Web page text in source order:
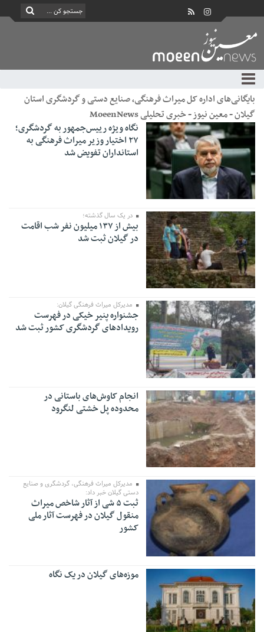
بایگانی‌های اداره کل میراث فرهنگی، صنایع دستی و گردشگری استان
گیلان - معین نیوز - خبری تحلیلی MoeenNews
نگاه ویژه رییس‌جمهور به گردشگری؛
۲۷ اختیار وزیر میراث فرهنگی به
استانداران تفویض شد
در یک سال گذشته؛
بیش از ۱۳۷ میلیون نفر شب اقامت
در گیلان ثبت شد
مدیرکل میراث فرهنگی گیلان:
جشنواره پنیر خیکی در فهرست
رویداد‌های گردشگری کشور ثبت شد
انجام کاوش‌های باستانی در
محدوده پل خشتی لنگرود
مدیرکل میراث فرهنگی، گردشگری و صنایع
دستی گیلان خبر داد:
ثبت ۵ شی از آثار شاخص میراث
منقول گیلان در فهرست آثار ملی
کشور
موزه‌های گیلان در یک نگاه